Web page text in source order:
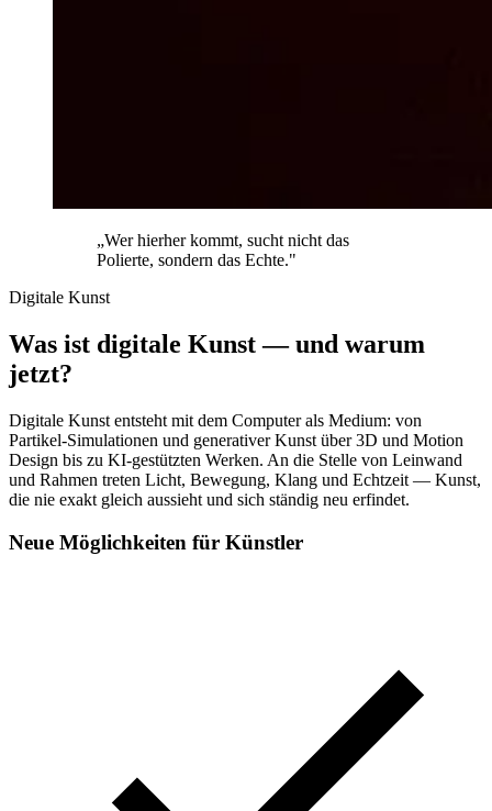
„Wer hierher kommt, sucht nicht das
Polierte, sondern das Echte."
Digitale Kunst
Was ist digitale Kunst — und warum
jetzt?
Digitale Kunst entsteht mit dem Computer als Medium: von
Partikel-Simulationen und generativer Kunst über 3D und Motion
Design bis zu KI-gestützten Werken. An die Stelle von Leinwand
und Rahmen treten Licht, Bewegung, Klang und Echtzeit — Kunst,
die nie exakt gleich aussieht und sich ständig neu erfindet.
Neue Möglichkeiten für Künstler